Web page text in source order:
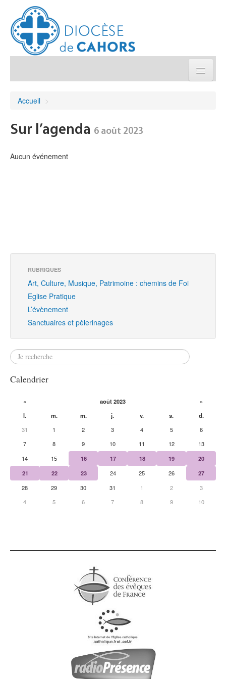
Accueil >
Sur l’agenda 6 août 2023
Aucun événement
RUBRIQUES
Art, Culture, Musique, Patrimoine : chemins de Foi
Eglise Pratique
L’évènement
Sanctuaires et pèlerinages
Calendrier
« août 2023
»
l.
m. m. j. v. s.
d.
31
1 2 3 4 5
6
7
8 9 10 11 12
13
14
15 16 17 18 19
20
21
22 23 24 25 26
27
28
29 30 31 1 2
3
4
5 6 7 8 9 10